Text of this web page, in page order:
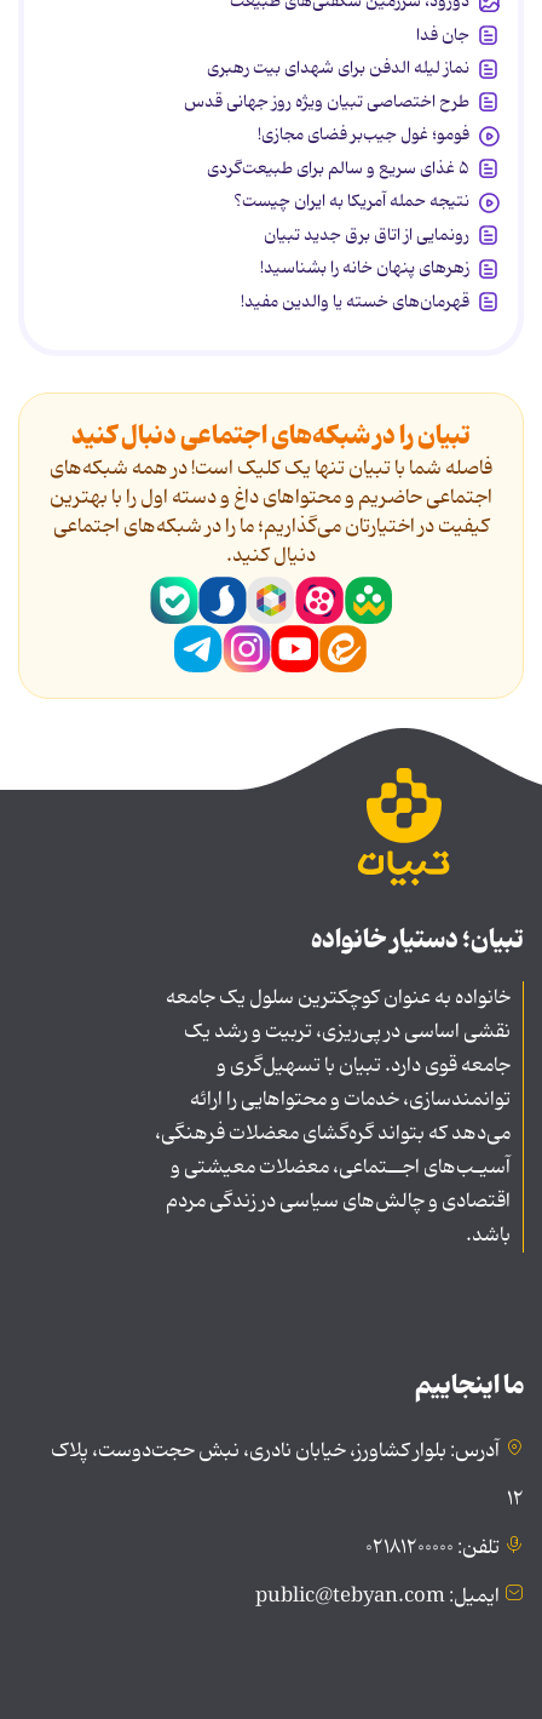
جان فدا
نماز لیله الدفن برای شهدای بیت رهبری
طرح اختصاصی تبیان ویژه روز جهانی قدس
فومو؛ غول جیب‌بر فضای مجازی!
۵ غذای سریع و سالم برای طبیعت‌گردی
نتیجه حمله آمریکا به ایران چیست؟
رونمایی از اتاق برق جدید تبیان
زهرهای پنهان خانه را بشناسید!
قهرمان‌های خسته یا والدین مفید!
تبیان را در شبکه‌های اجتماعی دنبال کنید
فاصله شما با تبیان تنها یک کلیک است! در همه شبکه‌های
اجتماعی حاضریم و محتواهای داغ و دسته اول را با بهترین
کیفیت در اختیارتان می‌گذاریم؛ ما را در شبکه‌های اجتماعی
دنیال کنید.
تبیان؛ دستیار خانواده
خانواده به عنوان کوچکترین سلول یک جامعه
نقشی اساسی در پی‌ریزی، تربیت و رشد یک
جامعه قوی دارد. تبیان با تسهیل‌گری و
توانمندسازی، خدمات و محتواهایی را ارائه
می‌دهد که بتواند گره‌گشای معضلات فرهنگی،
آسیـب‌های اجــتماعی، معضلات معیشتی و
اقتصادی و چالش‌های سیاسی در زندگی مردم
باشد.
ما اینجاییم
آدرس: بلوار کشاورز، خیابان نادری، نبش حجت‌دوست، پلاک
۱۲
تلفن: ۰۲۱۸۱۲۰۰۰۰۰
ایمیل: public@tebyan.com